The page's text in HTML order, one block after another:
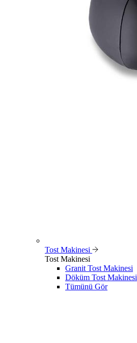
Tost Makinesi
Tost Makinesi
Granit Tost Makinesi
Döküm Tost Makinesi
Tümünü Gör